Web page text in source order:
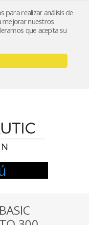
para realizar análisis de
mejorar nuestros
que acepta su